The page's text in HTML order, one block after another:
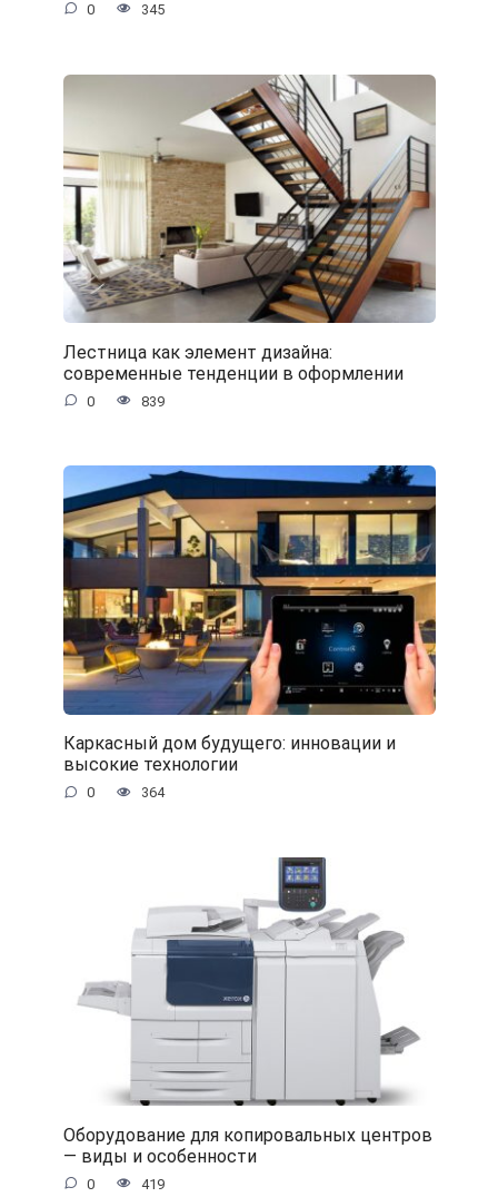
0 345
Лестница как элемент дизайна:
современные тенденции в оформлении
0 839
Каркасный дом будущего: инновации и
высокие технологии
0 364
Оборудование для копировальных центров
— виды и особенности
0 419